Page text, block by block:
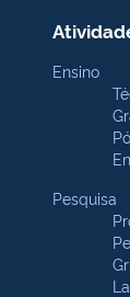
Ensino
Pesquisa